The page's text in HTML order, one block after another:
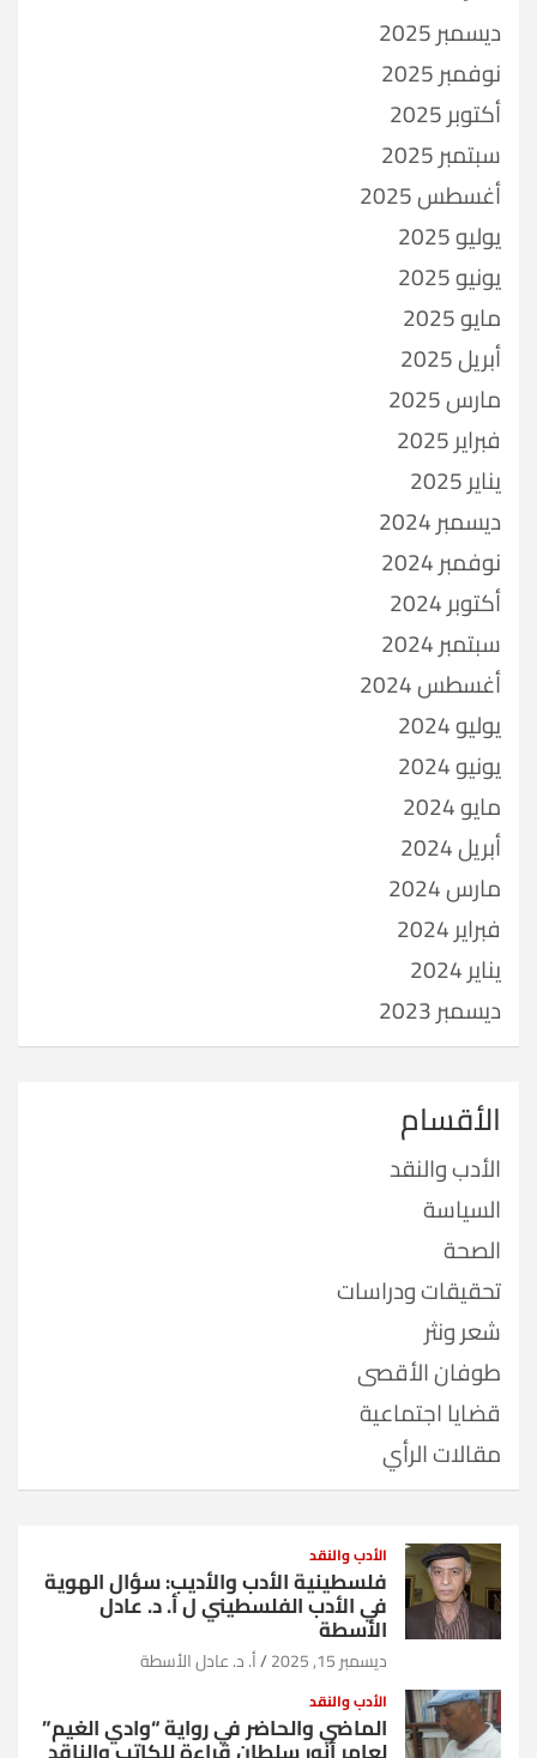
ديسمبر 2025
نوفمبر 2025
أكتوبر 2025
سبتمبر 2025
أغسطس 2025
يوليو 2025
يونيو 2025
مايو 2025
أبريل 2025
مارس 2025
فبراير 2025
يناير 2025
ديسمبر 2024
نوفمبر 2024
أكتوبر 2024
سبتمبر 2024
أغسطس 2024
يوليو 2024
يونيو 2024
مايو 2024
أبريل 2024
مارس 2024
فبراير 2024
يناير 2024
ديسمبر 2023
الأقسام
الأدب والنقد
السياسة
الصحة
تحقيقات ودراسات
شعر ونثر
طوفان الأقصى
قضايا اجتماعية
مقالات الرأي
الأدب والنقد
فلسطينية الأدب والأديب: سؤال الهوية
في الأدب الفلسطيني ل أ. د. عادل
الأسطة
ديسمبر 15, 2025 أ. د. عادل الأسطة
الأدب والنقد
الماضي والحاضر في رواية “وادي الغيم”